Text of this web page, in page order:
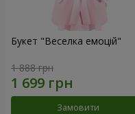
Букет "Веселка емоцій"
1 888 грн
Замовити